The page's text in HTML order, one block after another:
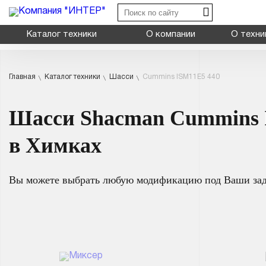
Каталог техники О компании О
Самосвал
Shacman
Главная Каталог техники Шасси Cummins ISM11E5 440
Шасси Shacman Cummins
в Химках
Вы можете выбрать любую модификацию под Ваши